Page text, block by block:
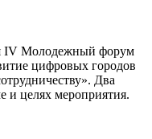
IV Молодежный форум
цифровых городов
Два
и целях мероприятия.